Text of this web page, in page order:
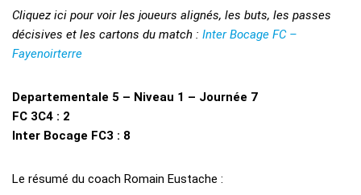
Cliquez ici pour voir les joueurs alignés, les buts, les passes
décisives et les cartons du match : Inter Bocage FC –
Fayenoirterre
Departementale 5 – Niveau 1 – Journée 7
FC 3C4 : 2
Inter Bocage FC3 : 8
Le résumé du coach Romain Eustache :